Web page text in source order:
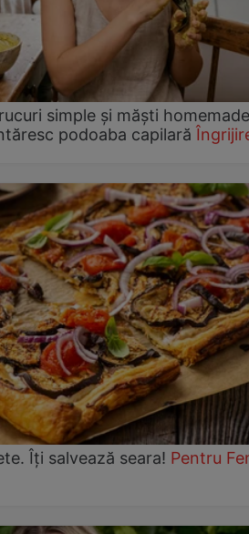
simple și măști homemade
podoaba capilară
Îți salvează seara! Pentru